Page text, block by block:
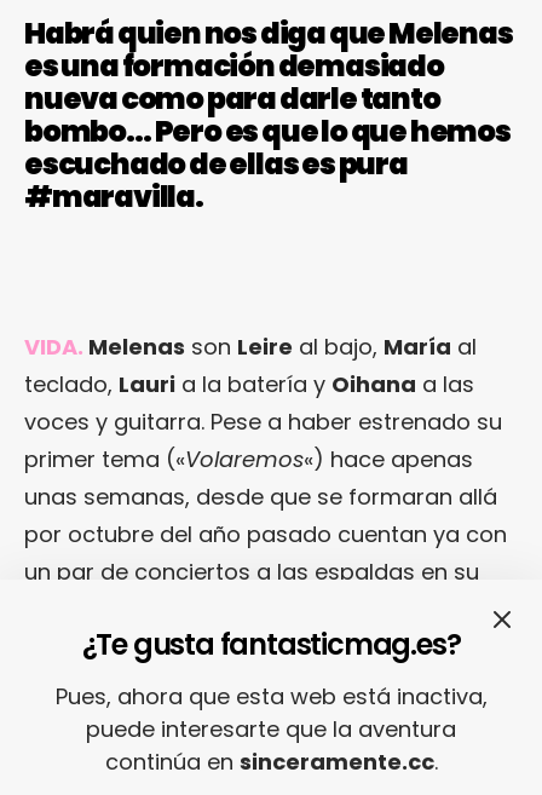
Habrá quien nos diga que Melenas
es una formación demasiado
nueva como para darle tanto
bombo… Pero es que lo que hemos
escuchado de ellas es pura
#maravilla.
VIDA. Melenas son Leire al bajo, María al
teclado, Lauri a la batería y Oihana a las
voces y guitarra. Pese a haber estrenado su
primer tema («Volaremos«) hace apenas
unas semanas, desde que se formaran allá
por octubre del año pasado cuentan ya con
un par de conciertos a las espaldas en su
musical parecen estar muy unidas: sin ir más
lejos,Lauritambién toca en Río Argay
Panty Pantera; por otro lado, en
Volveremos» pone su granito de
¿Te gusta fantasticmag.es?
Pues, ahora que esta web está inactiva,
puede interesarte que la aventura
continúa en sinceramente.cc.